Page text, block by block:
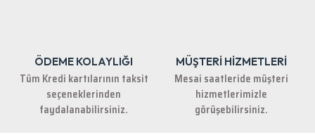
ÖDEME KOLAYLIĞI
Tüm Kredi kartılarının taksit
seçeneklerinden
faydalanabilirsiniz.
MÜŞTERİ HİZMETLERİ
Mesai saatleride müşteri
hizmetlerimizle
görüşebilirsiniz.